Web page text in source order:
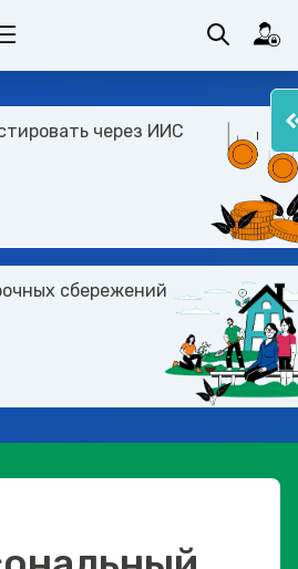
через ИИС
сбережений